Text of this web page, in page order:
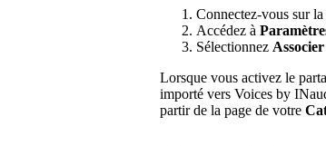
Connectez-vous sur la
Accédez à
Sélectionnez
Lorsque vous activez le
importé vers Voices by
partir de la page de votre